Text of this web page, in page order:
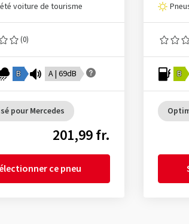
voiture de tourisme
(0)
B A | 69dB
pour Mercedes
201,99 fr.
ce pneu
B